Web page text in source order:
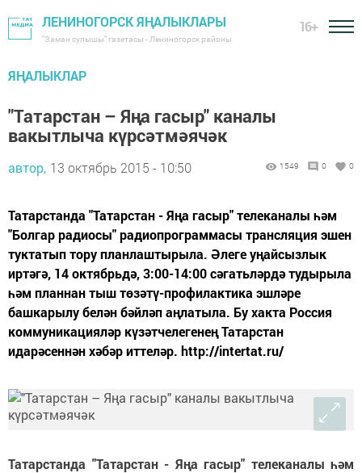
ЛЕНИНОГОРСК ЯҢАЛЫКЛАРЫ
"Заман сулышы" газетасы - Лениногорск районы
16+
ЯҢАЛЫКЛАР
"Татарстан – Яңа гасыр" каналы
вакытлыча күрсәтмәячәк
автор, 13 октябрь 2015 - 10:50 1549 0 0
Татарстанда "Татарстан - Яңа гасыр" телеканалы һәм
"Болгар радиосы" радиопрограммасы трансляция эшен
туктатып тору планлаштырыла. Әлеге уңайсызлык
иртәгә, 14 октябрьдә, 3:00-14:00 сәгатьләрдә тудырыла
һәм планнан тыш төзәтү-профилактика эшләре
башкарылу белән бәйләп аңлатыла. Бу хакта Россия
коммуникацияләр күзәтчелегенең Татарстан
идарәсеннән хәбәр иттеләр. http://intertat.ru/
Татарстанда "Татарстан - Яңа гасыр" телеканалы һәм